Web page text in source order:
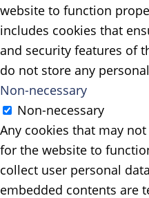
website to function
includes cookies that
and security features of
do not store any
Non-necessary
Non-necessary
Any cookies that may
for the website to
collect user personal
embedded contents are